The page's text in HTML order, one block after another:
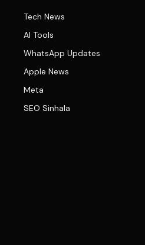
Tech News
AI Tools
WhatsApp Updates
Apple News
Meta
SEO Sinhala